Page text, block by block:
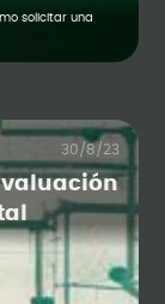
solicitar una
30/8/23